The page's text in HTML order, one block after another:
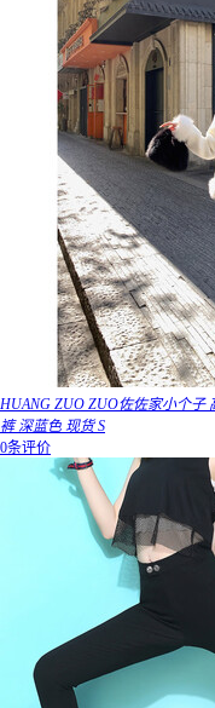
HUANG ZUO ZUO佐佐家小个子
裤 深蓝色 现货 S
0条评价